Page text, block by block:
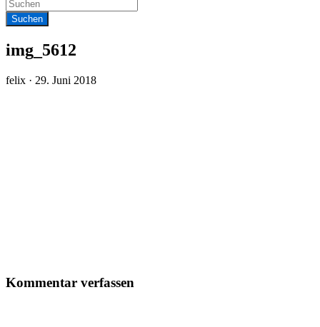
img_5612
felix · Veröffentlicht
29. Juni 2018
Kommentar verfassen